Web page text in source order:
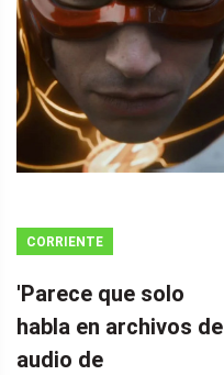
CORRIENTE
'Parece que solo
habla en archivos de
audio de